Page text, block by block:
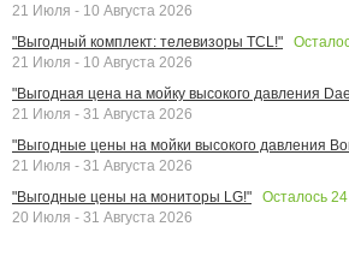
21 Июля - 10 Августа 2026
"Выгодный комплект: телевизоры TCL!"
21 Июля - 10 Августа 2026
"Выгодная цена на мойку высокого давления
21 Июля - 31 Августа 2026
"Выгодные цены на мойки высокого давления
21 Июля - 31 Августа 2026
"Выгодные цены на мониторы LG!"
Осталось 24
20 Июля - 31 Августа 2026